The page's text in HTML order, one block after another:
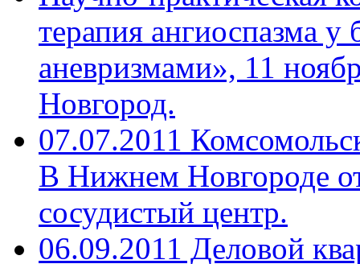
терапия ангиоспазма
аневризмами», 11
Новгород.
07.07.2011
В Нижнем Новгороде
сосудистый центр.
06.09.2011 Деловой